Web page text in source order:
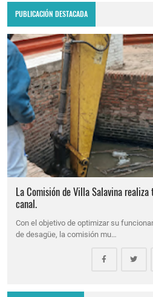
PUBLICACIÓN DESTACADA
La Comisión de Villa Salavina
canal.
Con el objetivo de optimizar su
de desagüe, la comisión mu…